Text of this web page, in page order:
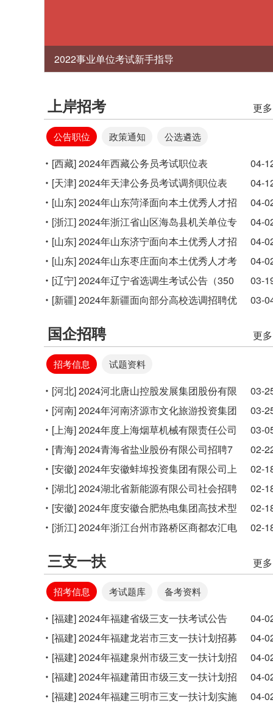
2022事业单位考试新手指导
上岸招考 更
公告职位 政策通知 公选遴选
[西藏]2024年西藏公务员考试职位表
04-
[天津]2024年天津公务员考试调剂职位表
（389人）
04-
[山东]2024年山东菏泽面向本土优秀人才招
录公务员12人公告
04-
[浙江]2024年浙江省山区海岛县机关单位专
项招录公务员562人公告
04-
[山东]2024年山东济宁面向本土优秀人才招
录基层公务员13人公告
04-
[山东]2024年山东枣庄面向本土优秀人才考
录基层公务员18人公告
04-
[辽宁]2024年辽宁省选调生考试公告（350
人）
03-
[新疆]2024年新疆面向部分高校选调招聘优
03-
国企招聘 更
招考信息 试题资料
[河北]2024河北唐山控股发展集团股份有限
公司招聘3人启示
03-
[河南]2024年河南济源市文化旅游投资集团
招聘中层管理人员及工作人员59人公告
03-
[上海]2024年度上海烟草机械有限责任公司
招聘17人公告
03-
[青海]2024青海省盐业股份有限公司招聘7
人公告
02-
[安徽]2024年安徽蚌埠投资集团有限公司上
半年公开招聘工作人员17人公告
02-
[湖北]2024湖北省新能源有限公司社会招聘
13人公告
02-
[安徽]2024年度安徽合肥热电集团高技术型
人才招聘24人公告
02-
[浙江]2024年浙江台州市路桥区商都农汇电
02-
三支一扶 更
招考信息 考试题库 备考资料
[福建]2024年福建省级三支一扶考试公告
（1070人）
04-
[福建]2024年福建龙岩市三支一扶计划招募
通知（297人）
04-
[福建]2024年福建泉州市级三支一扶计划招
募公告（100人）
04-
[福建]2024年福建莆田市级三支一扶计划招
募公告（80人）
04-
[福建]2024年福建三明市三支一扶计划实施
04-